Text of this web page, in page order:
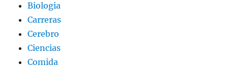
Biologia
Carreras
Cerebro
Ciencias
Comida